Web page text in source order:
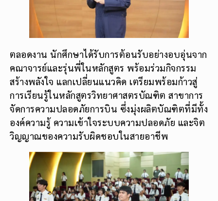
ตลอดงาน นักศึกษาได้รับการต้อนรับอย่างอบอุ่นจาก
คณาจารย์และรุ่นพี่ในหลักสูตร พร้อมร่วมกิจกรรม
สร้างพลังใจ แลกเปลี่ยนแนวคิด เตรียมพร้อมก้าวสู่
การเรียนรู้ในหลักสูตรวิทยาศาสตรบัณฑิต สาขาการ
จัดการความปลอดภัยการบิน ซึ่งมุ่งผลิตบัณฑิตที่มีทั้ง
องค์ความรู้ ความเข้าใจระบบความปลอดภัย และจิต
วิญญาณของความรับผิดชอบในสายอาชีพ